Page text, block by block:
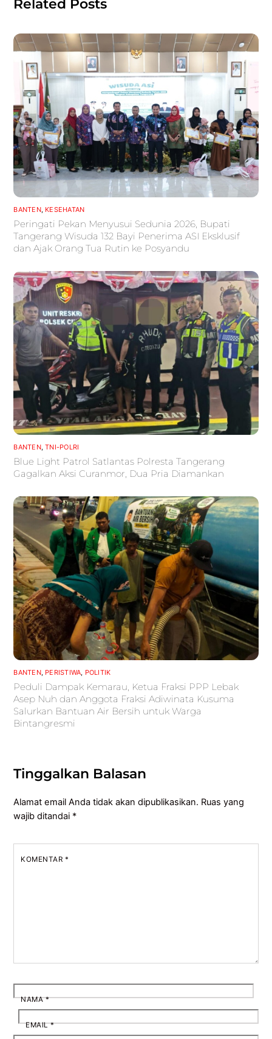
Related Posts
BANTEN, KESEHATAN
Peringati Pekan Menyusui Sedunia 2026, Bupati
Tangerang Wisuda 132 Bayi Penerima ASI Eksklusif
dan Ajak Orang Tua Rutin ke Posyandu
BANTEN,TNI-POLRI
Blue Light Patrol Satlantas Polresta Tangerang
Gagalkan Aksi Curanmor, Dua Pria Diamankan
BANTEN, PERISTIWA POLITIK
Peduli Dampak Kemarau, Ketua Fraksi PPP Lebak
Asep Nuh dan Anggota Fraksi Adiwinata Kusuma
Salurkan Bantuan Air Bersih untuk Warga
Bintangresmi
Tinggalkan Balasan
Alamat email Anda tidak akan dipublikasikan. Ruas yang
wajib ditandai *
KOMENTAR *
NAMA*
EMAIL*